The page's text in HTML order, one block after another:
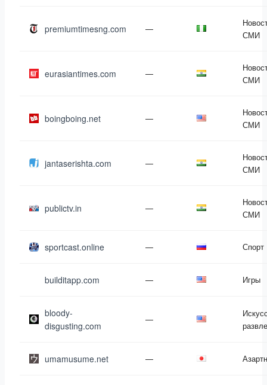
premiumtimesng.com —
СМИ
eurasiantimes.com —
СМИ
boingboing.net —
СМИ
jantaserishta.com —
СМИ
publictv.in —
СМИ
sportcast.online — Спорт
builditapp.com — Игры
bloody-
disgusting.com
—
umamusume.net —